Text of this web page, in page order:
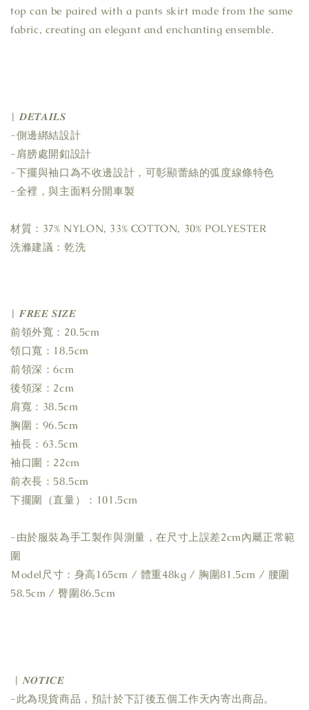
top can be paired with a pants skirt made from the same
fabric, creating an elegant and enchanting ensemble.
| 𝑫𝑬𝑻𝑨𝑰𝑳𝑺
-側邊綁結設計
-肩膀處開釦設計
-下擺與袖口為不收邊設計，可彰顯蕾絲的弧度線條特色
-全裡，與主面料分開車製
材質：37% NYLON, 33% COTTON, 30% POLYESTER
洗滌建議：乾洗
| 𝑭𝑹𝑬𝑬 𝑺𝑰𝒁𝑬
前領外寬：20.5cm
領口寬：18.5cm
前領深：6cm
後領深：2cm
肩寬：38.5cm
胸圍：96.5cm
袖長：63.5cm
袖口圍：22cm
前衣長：58.5cm
下擺圍（直量）：101.5cm
-由於服裝為手工製作與測量，在尺寸上誤差2cm內屬正常範
圍
Ｍodel尺寸：身高165cm / 體重48kg / 胸圍81.5cm / 腰圍
58.5cm / 臀圍86.5cm
| 𝑵𝑶𝑻𝑰𝑪𝑬
-此為現貨商品，預計於下訂後五個工作天內寄出商品。